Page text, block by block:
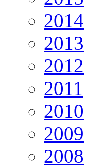
2014
2013
2012
2011
2010
2009
2008